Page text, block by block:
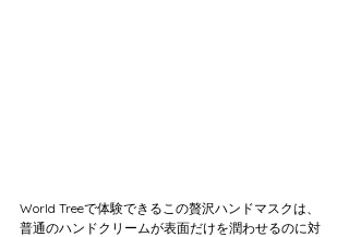
World Treeで体験できるこの贅沢ハンドマスクは、
普通のハンドクリームが表面だけを潤わせるのに対